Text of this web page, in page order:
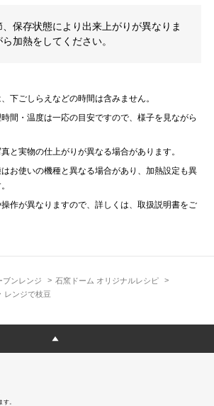
ブンレンジ
石窯ドーム オリジナルレシピ
レンジで枝豆
保存状態により出来上がりが異なりま
加熱をしてください。
下ごしらえなどの時間は含みません。
間・温度は一応の目安ですので、様子を見ながら
と実物の仕上がりが異なる場合があります。
お使いの機種と異なる場合があり、加熱設定も異
作が異なりますので、詳しくは、取扱説明書をご
す。